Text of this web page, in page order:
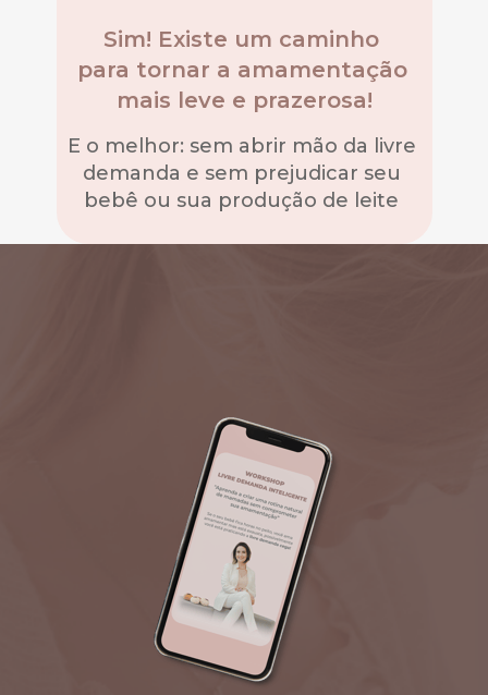
Sim! Existe um caminho
para tornar a amamentação
mais leve e prazerosa!
E o melhor: sem abrir mão da livre
demanda e sem prejudicar seu
bebê ou sua produção de leite